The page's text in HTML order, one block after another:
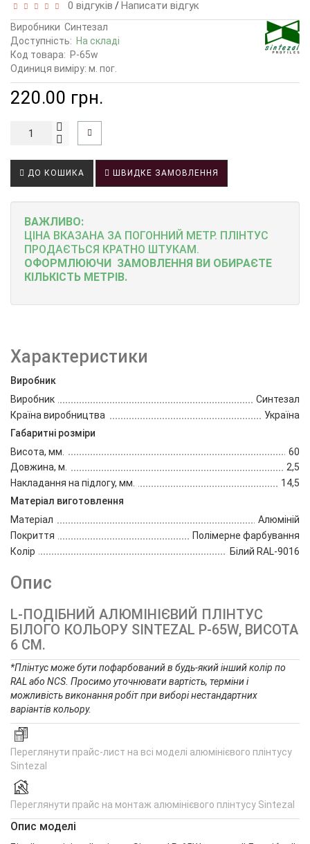
0 відгуків /Написати відгук
Виробники Синтезал
Доступність: На складі
Код товара: P-65w
Одиниця виміру: м. пог.
220.00 грн.
ДО КОШИКА ШВИДКЕ ЗАМОВЛЕННЯ
ВАЖЛИВО:
ЦІНА ВКАЗАНА ЗА ПОГОННИЙ МЕТР. ПЛІНТУС
ПРОДАЄТЬСЯ КРАТНО ШТУКАМ.
ОФОРМЛЮЮЧИ ЗАМОВЛЕННЯ ВИ ОБИРАЄТЕ
КІЛЬКІСТЬ МЕТРІВ.
Характеристики
Виробник
Виробник
Синтезал
Країна виробництва
Україна
Габаритні розміри
Висота, мм.
60
Довжина, м.
2,5
Накладання на підлогу, мм.
14,5
Матеріал виготовлення
Матеріал
Алюміній
Покриття
Полімерне фарбування
Колір
Білий RAL-9016
Опис
L-ПОДІБНИЙ АЛЮМІНІЄВИЙ ПЛІНТУС
БІЛОГО КОЛЬОРУ SINTEZAL P-65W, ВИСОТА
6 СМ.
*Плінтус може бути пофарбований в будь-який інший колір по
RAL або NCS. Просимо уточнювати вартість, терміни і
можливість виконання робіт при виборі нестандартних
варіантів кольору.
Переглянути прайс-лист на всі моделі алюмінієвого плінтусу
Sintezal
Переглянути прайс на монтаж алюмінієвого плінтусу Sintezal
Опис моделі